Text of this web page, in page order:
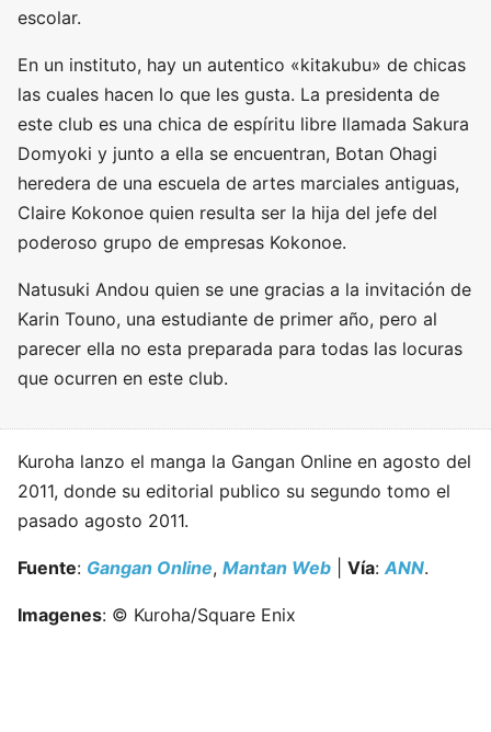
escolar.
En un instituto, hay un autentico «kitakubu» de chicas
las cuales hacen lo que les gusta. La presidenta de
este club es una chica de espíritu libre llamada Sakura
Domyoki y junto a ella se encuentran, Botan Ohagi
heredera de una escuela de artes marciales antiguas,
Claire Kokonoe quien resulta ser la hija del jefe del
poderoso grupo de empresas Kokonoe.
Natusuki Andou quien se une gracias a la invitación de
Karin Touno, una estudiante de primer año, pero al
parecer ella no esta preparada para todas las locuras
que ocurren en este club.
Kuroha lanzo el manga la Gangan Online en agosto del
2011, donde su editorial publico su segundo tomo el
pasado agosto 2011.
Fuente: Gangan Online, Mantan Web Vía: ANN.
Imagenes: © Kuroha/Square Enix